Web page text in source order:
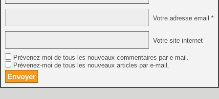
Votre adresse email *
Votre site internet
Prévenez-moi de tous les nouveaux commentaires par e-mail.
Prévenez-moi de tous les nouveaux articles par e-mail.